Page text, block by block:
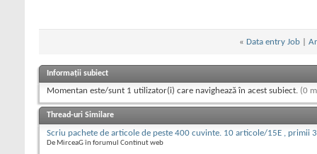
« Data entry Job
Informații subiect
Momentan este/sunt 1 utilizator(i) care navighează în acest subiect. (0
Thread-uri Similare
Scriu pachete de articole de peste 400 cuvinte. 10 articole/15E , primii
De MirceaG în forumul Continut web